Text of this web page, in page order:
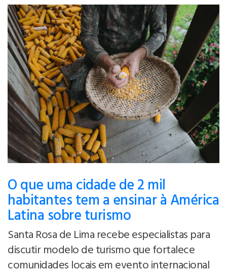
O que uma cidade de 2 mil
habitantes tem a ensinar à América
Latina sobre turismo
Santa Rosa de Lima recebe especialistas para
discutir modelo de turismo que fortalece
comunidades locais em evento internacional